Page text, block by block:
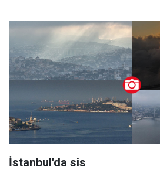
İstanbul'da sis